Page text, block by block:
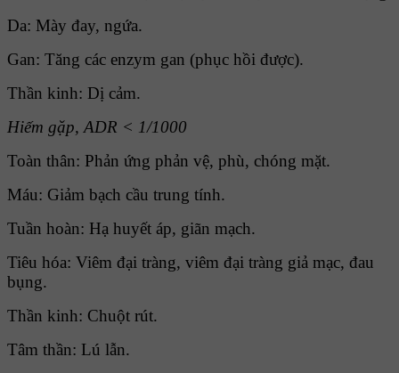
Da: Mày đay, ngứa.
Gan: Tăng các enzym gan (phục hồi được).
Thần kinh: Dị cảm.
Hiếm gặp, ADR < 1/1000
Toàn thân: Phản ứng phản vệ, phù, chóng mặt.
Máu: Giảm bạch cầu trung tính.
Tuần hoàn: Hạ huyết áp, giãn mạch.
Tiêu hóa: Viêm đại tràng, viêm đại tràng giả mạc, đau
bụng.
Thần kinh: Chuột rút.
Tâm thần: Lú lẫn.